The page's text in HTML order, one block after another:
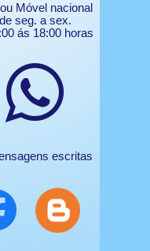
Móvel nacional
seg. a sex.
ás 18:00 horas
escritas